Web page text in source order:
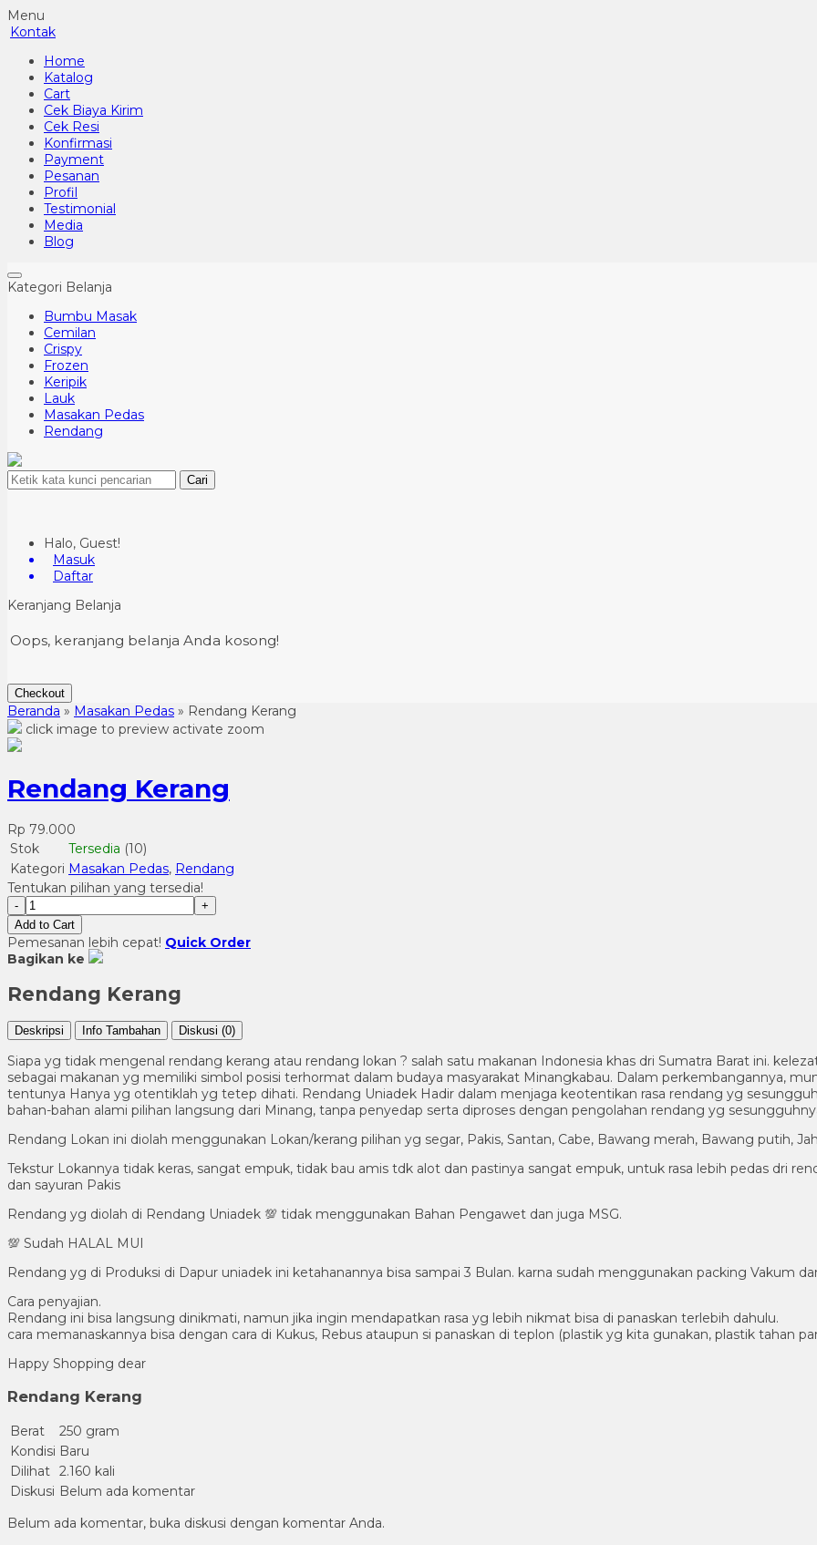
Menu
Kontak
Home
Katalog
Cart
Cek Biaya Kirim
Cek Resi
Konfirmasi
Payment
Pesanan
Profil
Testimonial
Media
Blog
Kategori Belanja
Bumbu Masak
Cemilan
Crispy
Frozen
Keripik
Lauk
Masakan Pedas
Rendang
Cari
Halo, Guest!
Masuk
Daftar
Keranjang Belanja
Oops, keranjang belanja Anda kosong!
Checkout
Beranda » Masakan Pedas » Rendang Kerang
click image to preview activate zoom
Rendang Kerang
Rp 79.000
Stok
Tersedia (10)
Kategori Masakan Pedas, Rendang
Tentukan pilihan yang tersedia!
-
+
Add to Cart
Pemesanan lebih cepat! Quick Order
Bagikan ke
Rendang Kerang
Deskripsi Info Tambahan Diskusi (0)
Siapa yg tidak mengenal rendang kerang atau rendang lokan ? salah satu makanan Indonesia khas dri Sumatra Barat ini.
sebagai makanan yg memiliki simbol posisi terhormat dalam budaya masyarakat Minangkabau. Dalam perkembangannya,
tentunya Hanya yg otentiklah yg tetep dihati. Rendang Uniadek Hadir dalam menjaga keotentikan rasa rendang yg
bahan-bahan alami pilihan langsung dari Minang, tanpa penyedap serta diproses dengan pengolahan rendang yg
Rendang Lokan ini diolah menggunakan Lokan/kerang pilihan yg segar, Pakis, Santan, Cabe, Bawang merah, Bawang putih,
Tekstur Lokannya tidak keras, sangat empuk, tidak bau amis tdk alot dan pastinya sangat empuk, untuk rasa lebih pedas dri
dan sayuran Pakis
Rendang yg diolah di Rendang Uniadek 💯 tidak menggunakan Bahan Pengawet dan juga MSG.
💯 Sudah HALAL MUI
Rendang yg di Produksi di Dapur uniadek ini ketahanannya bisa sampai 3 Bulan. karna sudah menggunakan packing Vakum
Cara penyajian.
Rendang ini bisa langsung dinikmati, namun jika ingin mendapatkan rasa yg lebih nikmat bisa di panaskan terlebih dahulu.
cara memanaskannya bisa dengan cara di Kukus, Rebus ataupun si panaskan di teplon (plastik yg kita gunakan, plastik tahan
Happy Shopping dear
Rendang Kerang
Berat
250 gram
Kondisi Baru
Dilihat 2.160 kali
Diskusi Belum ada komentar
Belum ada komentar, buka diskusi dengan komentar Anda.